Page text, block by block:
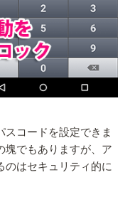
スコードを設定できま
塊でもありますが、ア
のはセキュリティ的に